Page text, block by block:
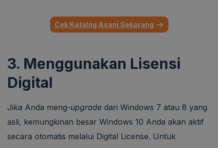
Cek Katalog Asani Sekarang
3. Menggunakan Lisensi
Digital
Jika Anda meng-upgrade dari Windows 7 atau 8 yang
asli, kemungkinan besar Windows 10 Anda akan aktif
secara otomatis melalui Digital License. Untuk